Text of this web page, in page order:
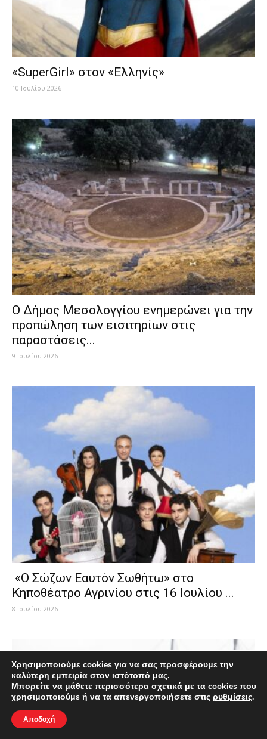
«SuperGirl» στον «Ελληνίς»
10 Ιουλίου 2026
Ο Δήμος Μεσολογγίου ενημερώνει για την
προπώληση των εισιτηρίων στις
παραστάσεις...
9 Ιουλίου 2026
«Ο Σώζων Εαυτόν Σωθήτω» στο
Κηποθέατρο Αγρινίου στις 16 Ιουλίου ...
8 Ιουλίου 2026
Χρησιμοποιούμε cookies για να σας προσφέρουμε την
καλύτερη εμπειρία στον ιστότοπό μας.
Μπορείτε να μάθετε περισσότερα σχετικά με τα cookies που
χρησιμοποιούμε ή να τα απενεργοποιήσετε στις ρυθμίσεις.
Αποδοχή